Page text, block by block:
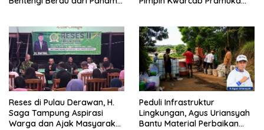
Reses di Pulau Derawan, H.
Saga Tampung Aspirasi
Warga dan Ajak Masyarakat
Peduli Infrastruktur
Lingkungan, Agus Uriansyah
Bantu Material Perbaikan